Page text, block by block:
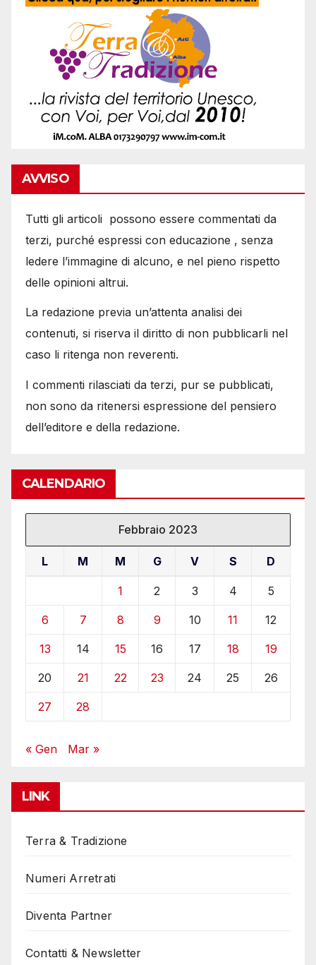
AVVISO
Tutti gli articoli possono essere commentati da
terzi, purché espressi con educazione , senza
ledere l’immagine di alcuno, e nel pieno rispetto
delle opinioni altrui.
La redazione previa un’attenta analisi dei
contenuti, si riserva il diritto di non pubblicarli nel
caso li ritenga non reverenti.
I commenti rilasciati da terzi, pur se pubblicati,
non sono da ritenersi espressione del pensiero
dell’editore e della redazione.
CALENDARIO
Febbraio 2023
L M M G V S D
1 2 3 4 5
6 7 8 9 10 11 12
13 14 15 16 17 18 19
20 21 22 23 24 25 26
27 28
« Gen Mar »
LINK
Terra & Tradizione
Numeri Arretrati
Diventa Partner
Contatti & Newsletter